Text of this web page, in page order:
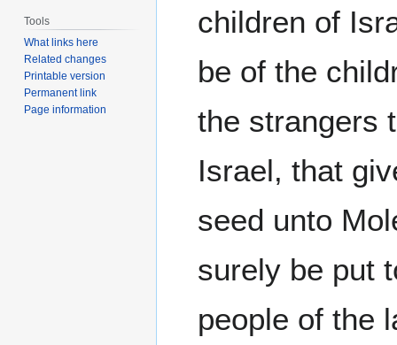
children of
be of the
the strangers
Israel, that
seed unto
surely be put
people of the
Tools
What links here
Related changes
Printable version
Permanent link
Page information